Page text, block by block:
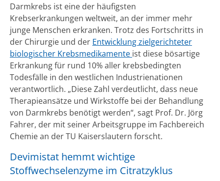
Darmkrebs ist eine der häufigsten
Krebserkrankungen weltweit, an der immer mehr
junge Menschen erkranken. Trotz des Fortschritts in
der Chirurgie und der Entwicklung zielgerichteter
biologischer Krebsmedikamente ist diese bösartige
Erkrankung für rund 10% aller krebsbedingten
Todesfälle in den westlichen Industrienationen
verantwortlich. „Diese Zahl verdeutlicht, dass neue
Therapieansätze und Wirkstoffe bei der Behandlung
von Darmkrebs benötigt werden“, sagt Prof. Dr. Jörg
Fahrer, der mit seiner Arbeitsgruppe im Fachbereich
Chemie an der TU Kaiserslautern forscht.
Devimistat hemmt wichtige
Stoffwechselenzyme im Citratzyklus